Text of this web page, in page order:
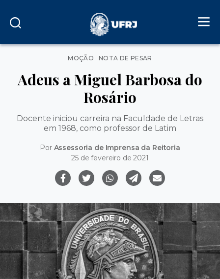
Categorias
MOÇÃO NOTA DE PESAR
Adeus a Miguel Barbosa do
Rosário
Docente iniciou carreira na Faculdade de Letras
em 1968, como professor de Latim
Por Assessoria de Imprensa da Reitoria
25 de fevereiro de 2021